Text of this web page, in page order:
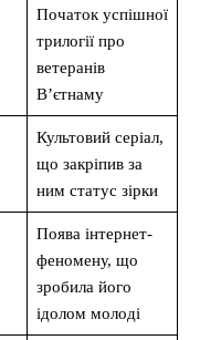
Початок успішної
трилогії про
ветеранів
В’єтнаму
Культовий серіал,
що закріпив за
ним статус зірки
Поява інтернет-
феномену, що
зробила його
ідолом молоді